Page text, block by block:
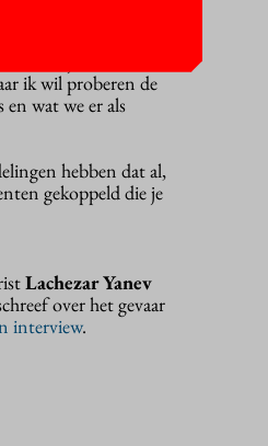
welk
dat meer
ik wil proberen de
wat we er als
hebben dat al,
gekoppeld die je
Lachezar Yanev
over het gevaar
interview.